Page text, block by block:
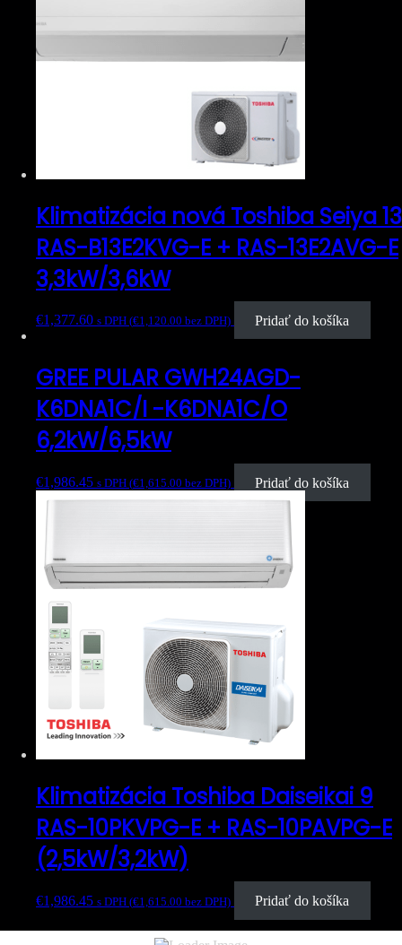
Klimatizácia nová Toshiba Seiya 13
RAS-B13E2KVG-E + RAS-13E2AVG-E
3,3kW/3,6kW
€1,377.60 s DPH (€1,120.00 bez DPH) Pridať do košíka
GREE PULAR GWH24AGD-
K6DNA1C/I -K6DNA1C/O
6,2kW/6,5kW
€1,986.45 s DPH (€1,615.00 bez DPH) Pridať do košíka
Klimatizácia Toshiba Daiseikai 9
RAS-10PKVPG-E + RAS-10PAVPG-E
(2,5kW/3,2kW)
€1,986.45 s DPH (€1,615.00 bez DPH) Pridať do košíka